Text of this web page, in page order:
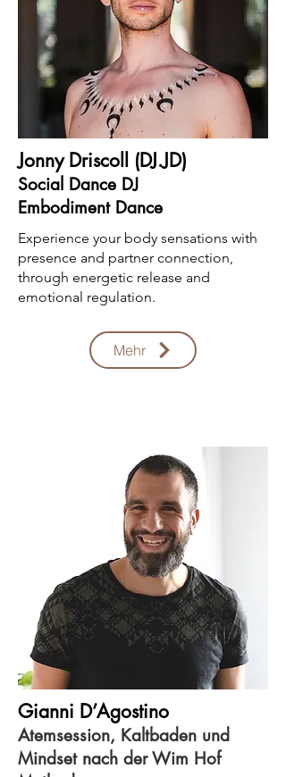
Jonny Driscoll (DJ.JD)
Social Dance DJ
Embodiment Dance
Experience your body sensations with
presence and partner connection,
through energetic release and
emotional regulation.
Mehr
Gianni D’Agostino
Atemsession, Kaltbaden und
Mindset nach der Wim Hof